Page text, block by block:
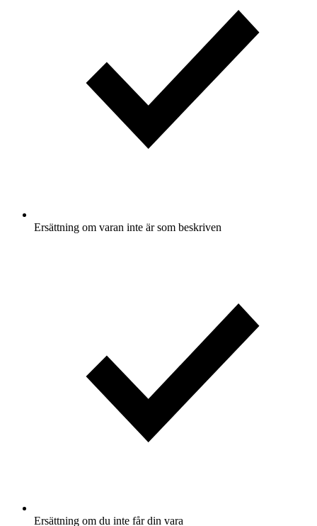
Ersättning om varan inte är som beskriven
Ersättning om du inte får din vara